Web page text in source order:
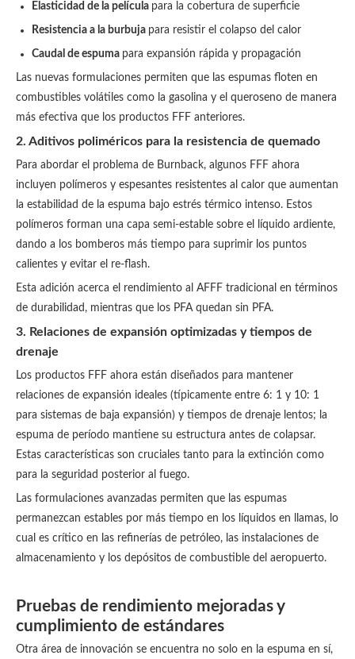
Elasticidad de la película para la cobertura de superficie
Resistencia a la burbuja para resistir el colapso del calor
Caudal de espuma para expansión rápida y propagación
Las nuevas formulaciones permiten que las espumas floten en
combustibles volátiles como la gasolina y el queroseno de manera
más efectiva que los productos FFF anteriores.
2. Aditivos poliméricos para la resistencia de quemado
Para abordar el problema de Burnback, algunos FFF ahora
incluyen polímeros y espesantes resistentes al calor que aumentan
la estabilidad de la espuma bajo estrés térmico intenso. Estos
polímeros forman una capa semi-estable sobre el líquido ardiente,
dando a los bomberos más tiempo para suprimir los puntos
calientes y evitar el re-flash.
Esta adición acerca el rendimiento al AFFF tradicional en términos
de durabilidad, mientras que los PFA quedan sin PFA.
3. Relaciones de expansión optimizadas y tiempos de
drenaje
Los productos FFF ahora están diseñados para mantener
relaciones de expansión ideales (típicamente entre 6: 1 y 10: 1
para sistemas de baja expansión) y tiempos de drenaje lentos; la
espuma de período mantiene su estructura antes de colapsar.
Estas características son cruciales tanto para la extinción como
para la seguridad posterior al fuego.
Las formulaciones avanzadas permiten que las espumas
permanezcan estables por más tiempo en los líquidos en llamas, lo
cual es crítico en las refinerías de petróleo, las instalaciones de
almacenamiento y los depósitos de combustible del aeropuerto.
Pruebas de rendimiento mejoradas y
cumplimiento de estándares
Otra área de innovación se encuentra no solo en la espuma en sí,